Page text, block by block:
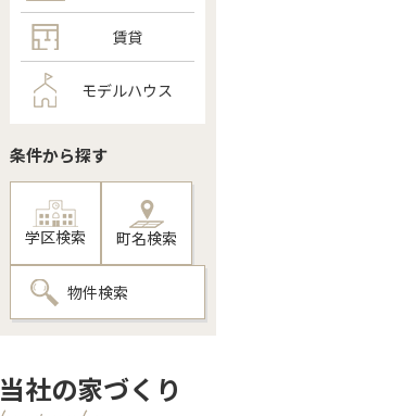
賃貸
モデルハウス
条件から探す
学区検索 町名検索
物件検索
当社の家づくり